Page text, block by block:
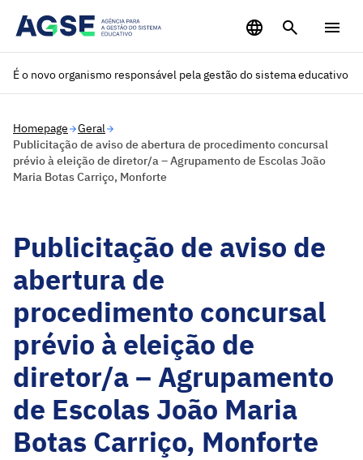
É o novo organismo responsável pela gestão do sistema educativo
Homepage
Geral
Publicitação de aviso de abertura de procedimento concursal
prévio à eleição de diretor/a – Agrupamento de Escolas João
Maria Botas Carriço, Monforte
Publicitação de aviso de
abertura de
procedimento concursal
prévio à eleição de
diretor/a – Agrupamento
de Escolas João Maria
Botas Carriço, Monforte